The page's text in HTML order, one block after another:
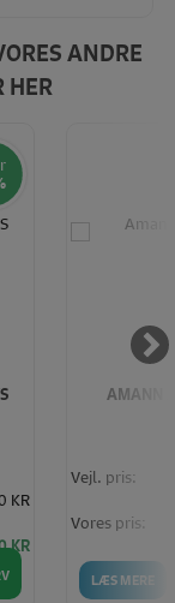
ANDRE
HER
KR
KR
AMANN
LÆS MERE
Vejl. pris:
Vores pris: